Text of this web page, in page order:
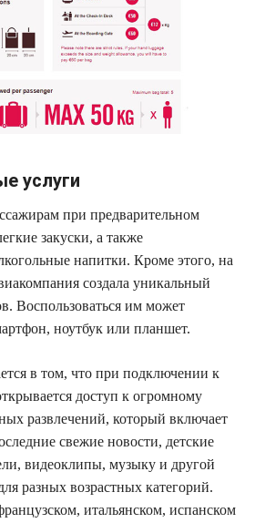
услуги
при предварительном
закуски, а также
напитки. Кроме этого, на
создала уникальный
Воспользоваться им может
ноутбук или планшет.
в том, что при подключении к
доступ к огромному
развлечений, который включает
свежие новости, детские
видеоклипы, музыку и другой
разных возрастных категорий.
итальянском, испанском